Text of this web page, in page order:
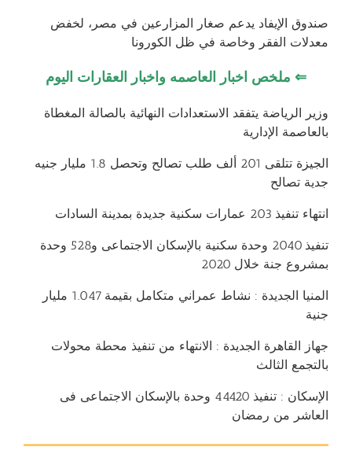
صندوق الإيفاد يدعم صغار المزارعين في مصر، لخفض
معدلات الفقر وخاصة في ظل الكورونا
⇐ ملخص اخبار العاصمه واخبار العقارات اليوم
وزير الرياضة يتفقد الاستعدادات النهائية بالصالة المغطاة
بالعاصمة الإدارية
الجيزة تتلقى 201 ألف طلب تصالح وتحصل 1.8 مليار جنيه
جدية تصالح
انتهاء تنفيذ 203 عمارات سكنية جديدة بمدينة السادات
تنفيذ 2040 وحدة سكنية بالإسكان الاجتماعى و528 وحدة
بمشروع جنة خلال 2020
المنيا الجديدة : نشاط عمراني متكامل بقيمة 1.047 مليار
جنية
جهاز القاهرة الجديدة : الانتهاء من تنفيذ محطة محولات
بالتجمع الثالث
الإسكان : تنفيذ 44420 وحدة بالإسكان الاجتماعى فى
العاشر من رمضان